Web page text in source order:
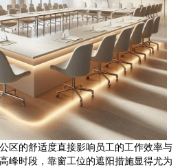
区的舒适度直接影响员工的工作效率与
峰时段，靠窗工位的遮阳措施显得尤为